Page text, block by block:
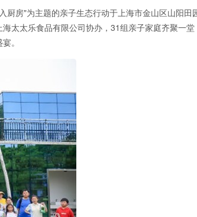
房"为主题的亲子生态行动于上海市金山区山阳田
太太乐食品有限公司协办，31组亲子家庭齐聚一
。